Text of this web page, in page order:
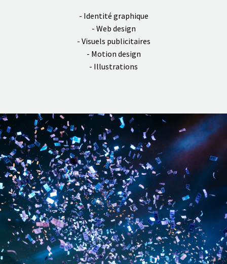
- Identité graphique
- Web design
- Visuels publicitaires
- Motion design
- Illustrations